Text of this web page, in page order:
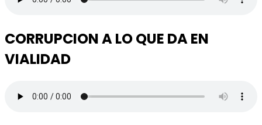
CORRUPCION A LO QUE DA EN
VIALIDAD